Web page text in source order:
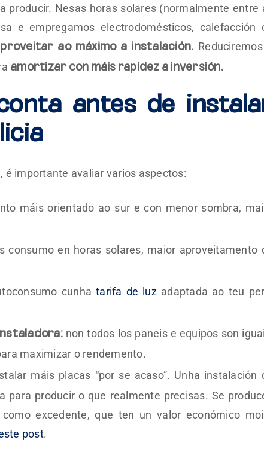
producir. Nesas horas solares (normalmente entre
e empregamos electrodomésticos, calefacción
ao máximo a instalación.
amortizar con máis rapidez a inversión.
antes de
é importante avaliar varios aspectos:
máis orientado ao sur e con menor sombra,
consumo en horas solares, maior aproveitamento
cunhatarifa de luz adaptada ao teu
non todos los paneis e equipos son
maximizar o rendemento.
máis placas “por se acaso”. Unha instalación
para producir o que realmente precisas. Se
excedente, que ten un valor económico
post.